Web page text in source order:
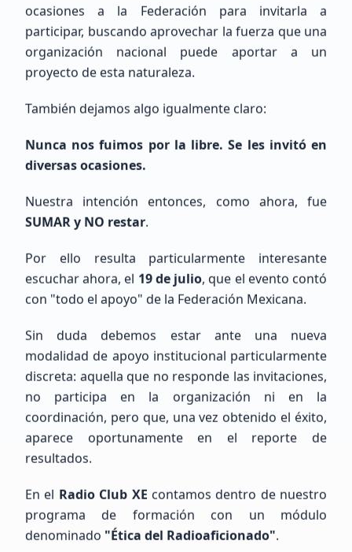
Sin Indicativo
Principiante (SWL / Aspirante)
México, Estado de México, Naucalpan de Juárez
Rosas
Sin Indicativo
Principiante (SWL / Aspirante)
México, CDMX, Ciudad de México
ocasiones a la Federación para invitarla a
participar, buscando aprovechar la fuerza que una
organización nacional puede aportar a un
proyecto de esta naturaleza.
También dejamos algo igualmente claro:
Nunca nos fuimos por la libre. Se les invitó en
diversas ocasiones.
Nuestra intención entonces, como ahora, fue
SUMAR y NO restar.
Por ello resulta particularmente interesante
escuchar ahora, el 19 de julio, que el evento contó
con "todo el apoyo" de la Federación Mexicana.
Sin duda debemos estar ante una nueva
modalidad de apoyo institucional particularmente
discreta: aquella que no responde las invitaciones,
no participa en la organización ni en la
coordinación, pero que, una vez obtenido el éxito,
aparece oportunamente en el reporte de
resultados.
En el Radio Club XE contamos dentro de nuestro
programa de formación con un módulo
denominado "Ética del Radioaficionado".